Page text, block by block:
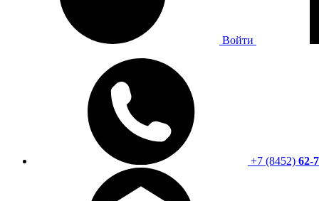
Войти
+7 (8452) 62-